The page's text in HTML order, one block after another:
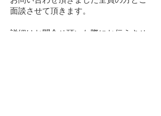
面談させて頂きます。
詳細はお問合せ頂いた際にお伝えさせ